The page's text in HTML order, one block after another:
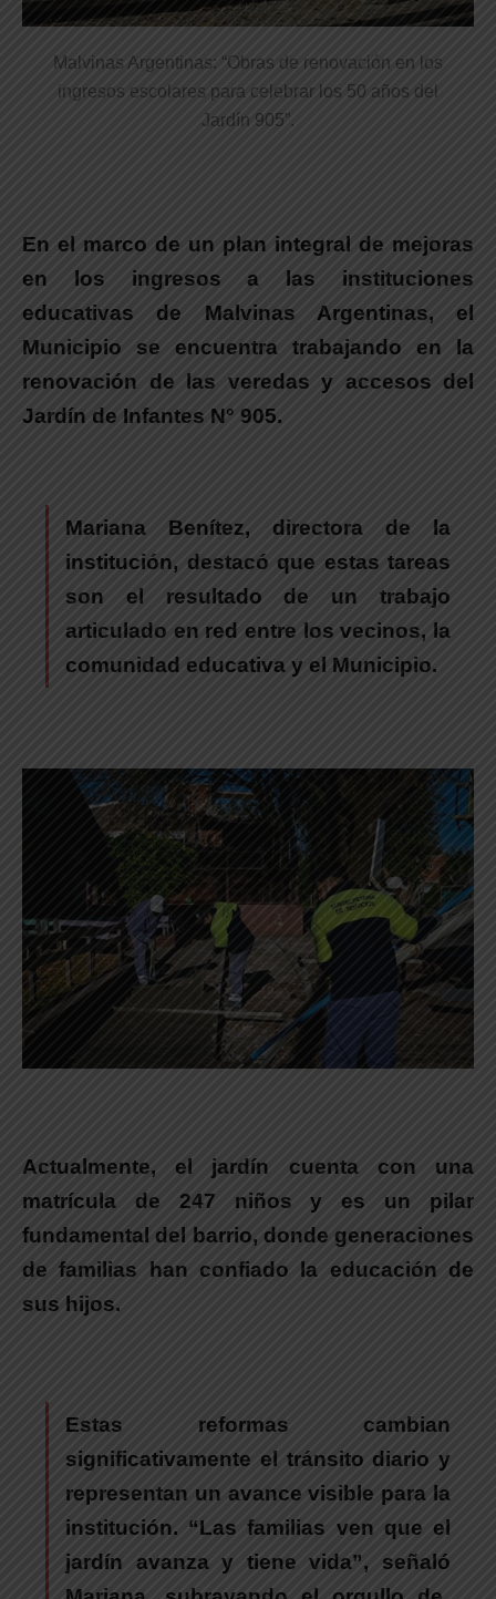
Malvinas Argentinas: “Obras de renovación en los
ingresos escolares para celebrar los 50 años del
Jardín 905”.
En el marco de un plan integral de mejoras
en los ingresos a las instituciones
educativas de Malvinas Argentinas, el
Municipio se encuentra trabajando en la
renovación de las veredas y accesos del
Jardín de Infantes N° 905.
Mariana Benítez, directora de la
institución, destacó que estas tareas
son el resultado de un trabajo
articulado en red entre los vecinos, la
comunidad educativa y el Municipio.
Actualmente, el jardín cuenta con una
matrícula de 247 niños y es un pilar
fundamental del barrio, donde generaciones
de familias han confiado la educación de
sus hijos.
Estas reformas cambian
significativamente el tránsito diario y
representan un avance visible para la
institución. “Las familias ven que el
jardín avanza y tiene vida”, señaló